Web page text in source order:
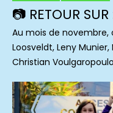
📷 RETOUR
Au mois de novembre,
Loosveldt, Leny
Christian